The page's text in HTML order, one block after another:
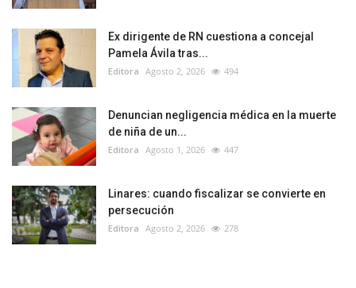
Ex dirigente de RN cuestiona a concejal
Pamela Ávila tras...
Editora Agosto 2, 2026 494
Denuncian negligencia médica en la muerte
de niña de un...
Editora Agosto 1, 2026 447
Linares: cuando fiscalizar se convierte en
persecución
Editora Agosto 2, 2026 278